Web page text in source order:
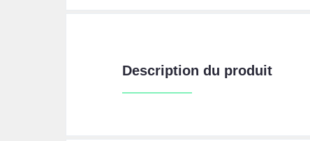
Description du produit